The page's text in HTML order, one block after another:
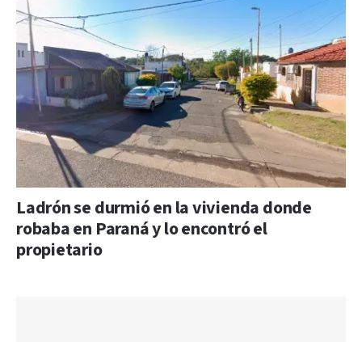
Ladrón se durmió en la vivienda donde
robaba en Paraná y lo encontró el
propietario